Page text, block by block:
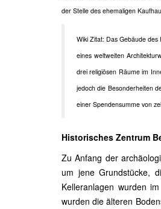
der Stelle des ehemaligen
Wiki Zitat: Das Gebäude
eines weltweiten
drei religiösen Räume im
jedoch die Besonderheiten
einer Spendensumme von
Historisches Zentrum
Zu Anfang der
um jene Grundstücke,
Kelleranlagen wurden
wurden die älteren